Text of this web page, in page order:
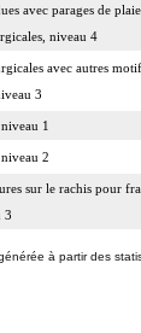
avec parages de
niveau 4
avec autres
3
1
2
sur le rachis pour
3
à partir des